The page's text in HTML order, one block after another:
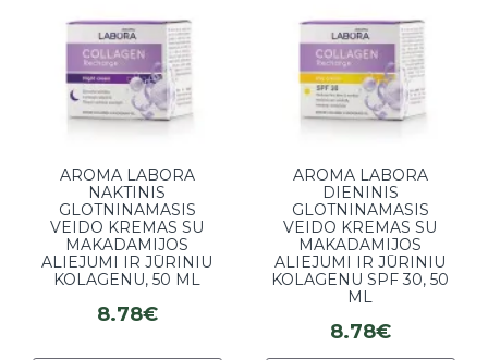
AROMA LABORA
NAKTINIS
GLOTNINAMASIS
VEIDO KREMAS SU
MAKADAMIJOS
ALIEJUMI IR JŪRINIU
KOLAGENU, 50 ML
8.78€
AROMA LABORA
DIENINIS
GLOTNINAMASIS
VEIDO KREMAS SU
MAKADAMIJOS
ALIEJUMI IR JŪRINIU
KOLAGENU SPF 30, 50
ML
8.78€